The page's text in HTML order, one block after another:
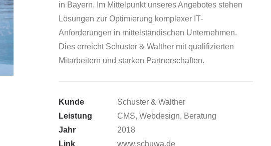
in Bayern. Im Mittelpunkt unseres Angebotes stehen
Lösungen zur Optimierung komplexer IT-
Anforderungen in mittelständischen Unternehmen.
Dies erreicht Schuster & Walther mit qualifizierten
Mitarbeitern und starken Partnerschaften.
Kunde
Schuster & Walther
Leistung
CMS, Webdesign, Beratung
Jahr
2018
Link
www.schuwa.de